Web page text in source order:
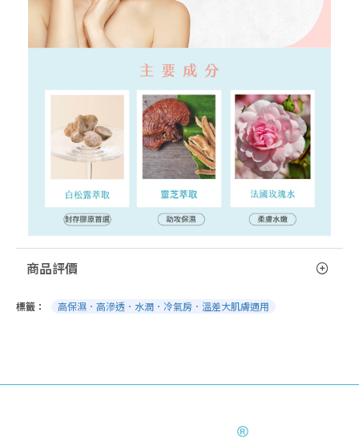
商品評價
標籤： 高保濕．高滲透．水潤．冷氣房．溫差大肌膚適用